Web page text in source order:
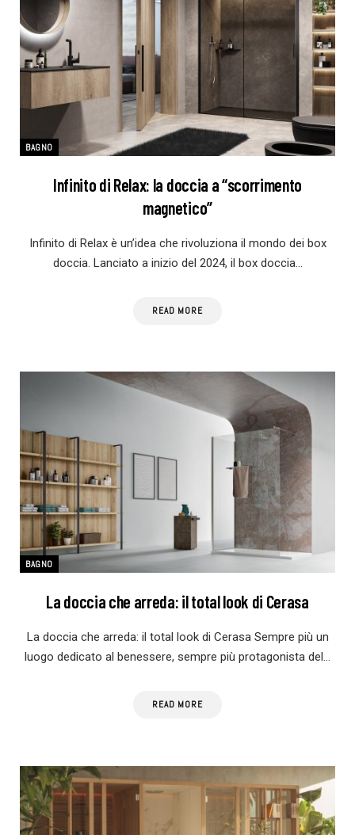
BAGNO
Infinito di Relax: la doccia a “scorrimento
magnetico”
Infinito di Relax è un’idea che rivoluziona il mondo dei box
doccia. Lanciato a inizio del 2024, il box doccia…
READ MORE
BAGNO
La doccia che arreda: il total look di Cerasa
La doccia che arreda: il total look di Cerasa Sempre più un
luogo dedicato al benessere, sempre più protagonista del…
READ MORE